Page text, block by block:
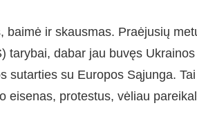
baimė ir skausmas. Praėjusių
tarybai, dabar jau buvęs
sutarties su Europos Sąjunga.
eisenas, protestus, vėliau